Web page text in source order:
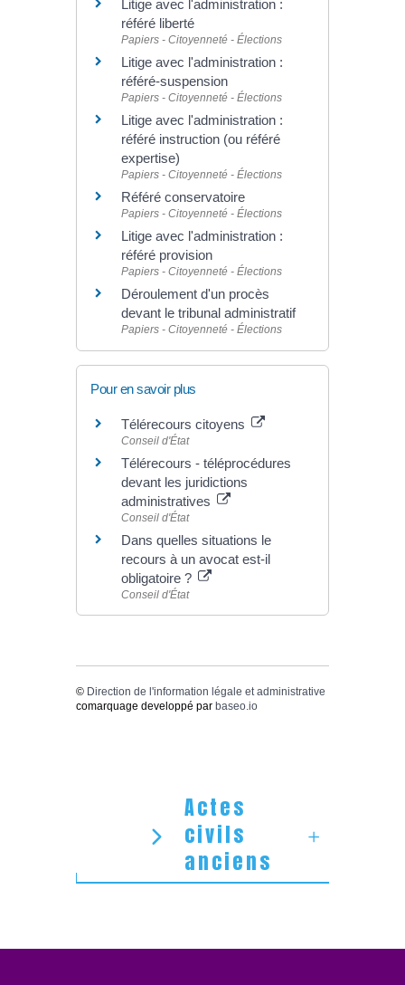
Litige avec l'administration :
référé liberté
Papiers - Citoyenneté - Élections
Litige avec l'administration :
référé-suspension
Papiers - Citoyenneté - Élections
Litige avec l'administration :
référé instruction (ou référé
expertise)
Papiers - Citoyenneté - Élections
Référé conservatoire
Papiers - Citoyenneté - Élections
Litige avec l'administration :
référé provision
Papiers - Citoyenneté - Élections
Déroulement d'un procès
devant le tribunal administratif
Papiers - Citoyenneté - Élections
Pour en savoir plus
Télérecours citoyens
Conseil d'État
Télérecours - téléprocédures
devant les juridictions
administratives
Conseil d'État
Dans quelles situations le
recours à un avocat est-il
obligatoire ?
Conseil d'État
© Direction de l'information légale et administrative
comarquage developpé par baseo.io
Actes
civils
anciens